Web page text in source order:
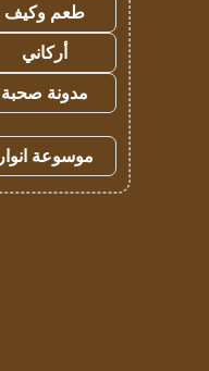
طعم وكيف
أركاني
مدونة صحبة
موسوعة انوار